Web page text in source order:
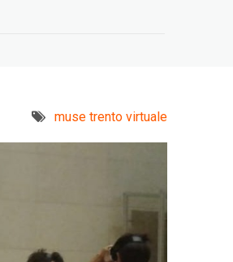
muse trento virtuale
Workshop a EuroPCom
3 Giugno 2026